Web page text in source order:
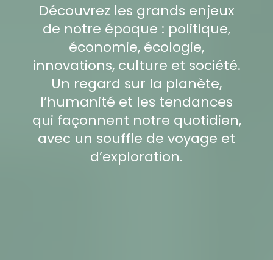
Découvrez les grands enjeux
de notre époque : politique,
économie, écologie,
innovations, culture et société.
Un regard sur la planète,
l’humanité et les tendances
qui façonnent notre quotidien,
avec un souffle de voyage et
d’exploration.